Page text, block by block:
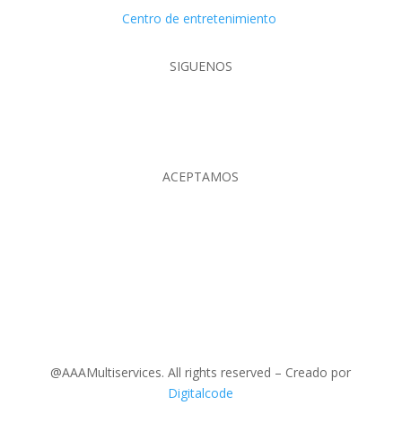
Centro de entretenimiento
SIGUENOS
ACEPTAMOS
@AAAMultiservices. All rights reserved – Creado por
Digitalcode